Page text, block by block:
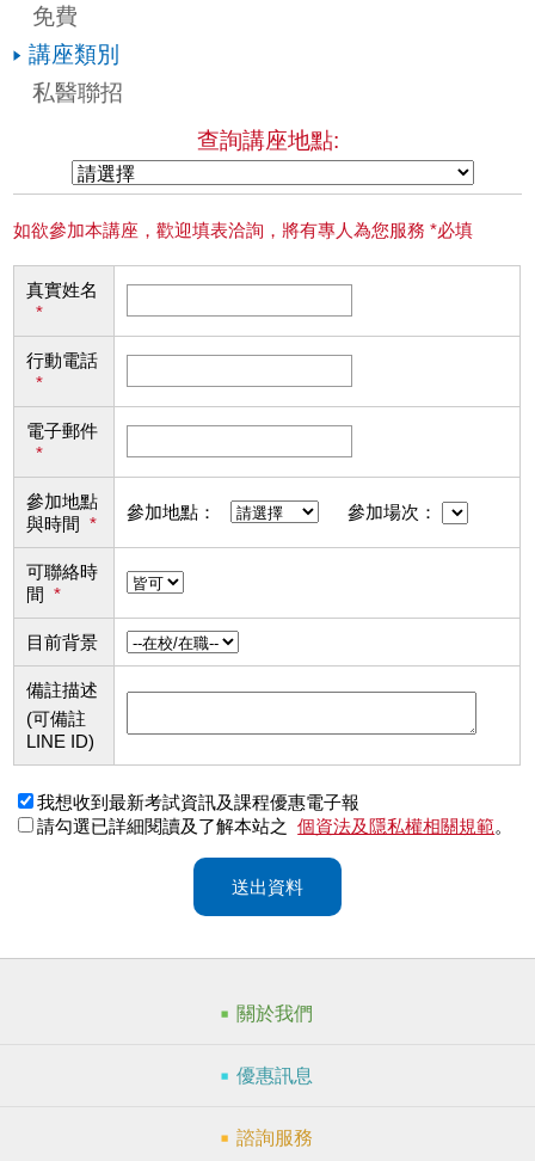
免費
講座類別
私醫聯招
查詢講座地點:
如欲參加本講座，歡迎填表洽詢，將有專人為您服務 *必填
真實姓名
*
行動電話
*
電子郵件
*
參加地點
與時間 *
參加地點： 參加場次：
可聯絡時
間 *
目前背景
備註描述
(可備註
LINE ID)
我想收到最新考試資訊及課程優惠電子報
請勾選已詳細閱讀及了解本站之
個資法及隱私權相關規範。
送出資料
關於我們
優惠訊息
諮詢服務